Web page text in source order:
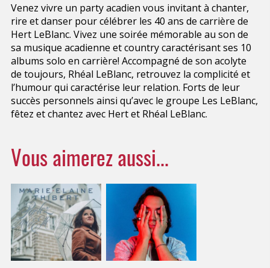
Venez vivre un party acadien vous invitant à chanter,
rire et danser pour célébrer les 40 ans de carrière de
Hert LeBlanc. Vivez une soirée mémorable au son de
sa musique acadienne et country caractérisant ses 10
albums solo en carrière! Accompagné de son acolyte
de toujours, Rhéal LeBlanc, retrouvez la complicité et
l’humour qui caractérise leur relation. Forts de leur
succès personnels ainsi qu’avec le groupe Les LeBlanc,
fêtez et chantez avec Hert et Rhéal LeBlanc.
Vous aimerez aussi...